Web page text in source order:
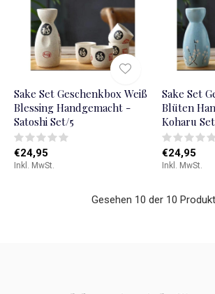
Sake Set Geschenkbox Weiß
Blessing Handgemacht -
Satoshi Set/5
€24,95
Inkl. MwSt.
Sake Set
Blüten
Koharu
€24,95
Inkl. MwSt.
Gesehen 10 der 10